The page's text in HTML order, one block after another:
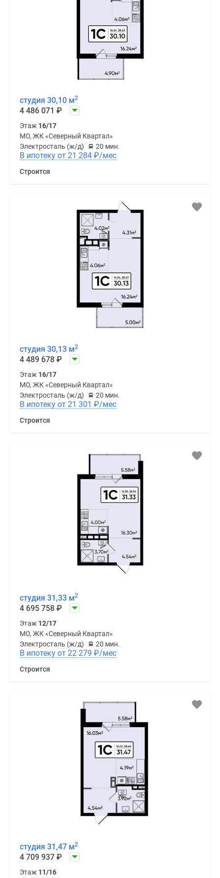
студия 30,10 м2
4 486 071 ₽
Этаж 16/17
МО, ЖК «Северный Квартал»
Электросталь (ж/д)
20 мин.
В ипотеку от 21 284 ₽/мес
Строится
студия 30,13 м2
4 489 678 ₽
Этаж 16/17
МО, ЖК «Северный Квартал»
Электросталь (ж/д)
20 мин.
В ипотеку от 21 301 ₽/мес
Строится
студия 31,33 м2
4 695 758 ₽
Этаж 12/17
МО, ЖК «Северный Квартал»
Электросталь (ж/д)
20 мин.
В ипотеку от 22 279 ₽/мес
Строится
студия 31,47 м2
4 709 937 ₽
Этаж 11/16